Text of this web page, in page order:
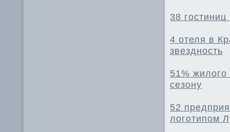
38
4 отеля в
звездность
51% жилого
сезону
52
логотипом